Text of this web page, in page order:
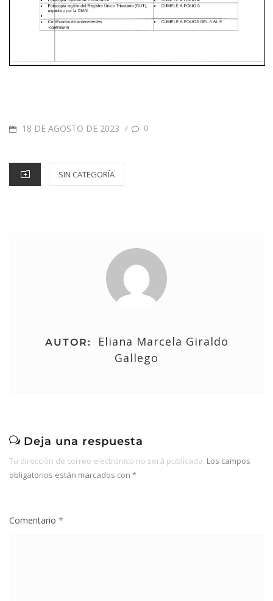
18 DE AGOSTO DE 2023 / 0
SIN CATEGORÍA
AUTOR:
Eliana Marcela Giraldo
Gallego
Deja una respuesta
Tu dirección de correo electrónico no será publicada. Los campos
obligatorios están marcados con *
Comentario *